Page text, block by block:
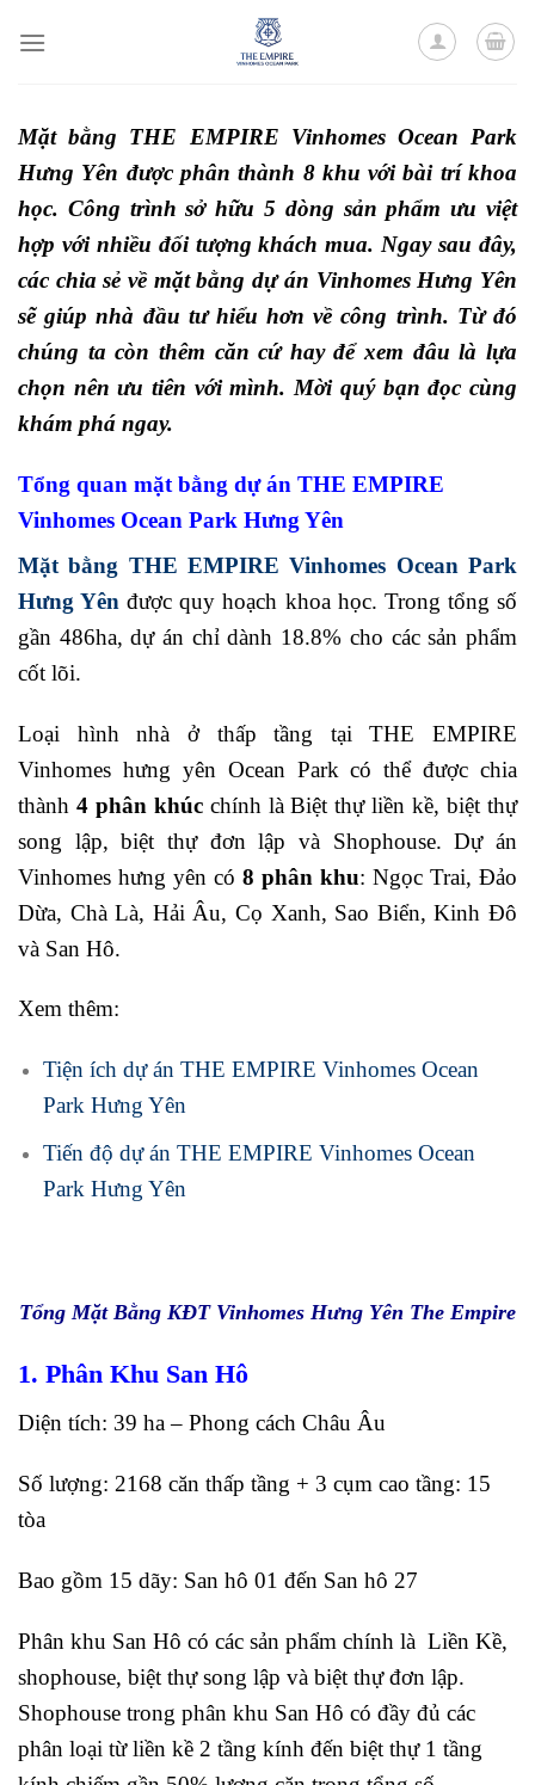
Mặt bằng THE EMPIRE Vinhomes Ocean Park
Hưng Yên được phân thành 8 khu với bài trí khoa
học. Công trình sở hữu 5 dòng sản phẩm ưu việt
hợp với nhiều đối tượng khách mua. Ngay sau đây,
các chia sẻ về mặt bằng dự án Vinhomes Hưng Yên
sẽ giúp nhà đầu tư hiểu hơn về công trình. Từ đó
chúng ta còn thêm căn cứ hay để xem đâu là lựa
chọn nên ưu tiên với mình. Mời quý bạn đọc cùng
khám phá ngay.
Tổng quan mặt bằng dự án THE EMPIRE
Vinhomes Ocean Park Hưng Yên
Mặt bằng THE EMPIRE Vinhomes Ocean Park
Hưng Yên được quy hoạch khoa học. Trong tổng số
gần 486ha, dự án chỉ dành 18.8% cho các sản phẩm
cốt lõi.
Loại hình nhà ở thấp tầng tại THE EMPIRE
Vinhomes hưng yên Ocean Park có thể được chia
thành 4 phân khúcchính là Biệt thự liền kề, biệt thự
song lập, biệt thự đơn lập và Shophouse. Dự án
Vinhomes hưng yên có 8 phân khu: Ngọc Trai, Đảo
Dừa, Chà Là, Hải Âu, Cọ Xanh, Sao Biển, Kinh Đô
và San Hô.
Xem thêm:
Tiện ích dự án THE EMPIRE Vinhomes Ocean
Park Hưng Yên
Tiến độ dự án THE EMPIRE Vinhomes Ocean
Park Hưng Yên
Tổng Mặt Bằng KĐT Vinhomes Hưng Yên The Empire
1. Phân Khu San Hô
Diện tích: 39 ha – Phong cách Châu Âu
Số lượng: 2168 căn thấp tầng + 3 cụm cao tầng: 15
tòa
Bao gồm 15 dãy: San hô 01 đến San hô 27
Phân khu San Hô có các sản phẩm chính là Liền Kề,
shophouse, biệt thự song lập và biệt thự đơn lập.
Shophouse trong phân khu San Hô có đầy đủ các
phân loại từ liền kề 2 tầng kính đến biệt thự 1 tầng